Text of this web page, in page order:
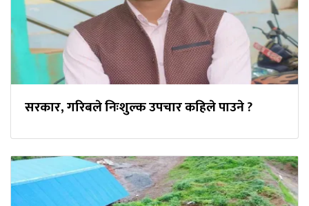
सरकार, गरिबले निःशुल्क उपचार कहिले पाउने ?